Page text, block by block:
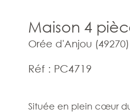
Maison 4
Orée d'Anjou (49270)
Réf : PC4719
Située en plein cœur